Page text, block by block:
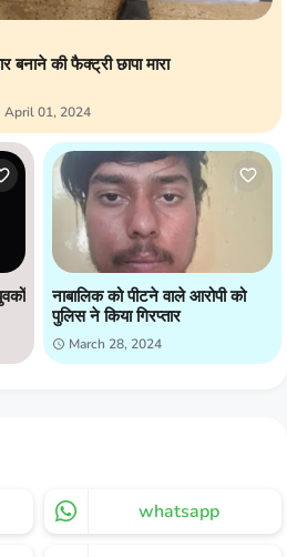
बनाने की फैक्ट्री छापा मारा
April 01, 2024
नाबालिक को पीटने वाले आरोपी को
पुलिस ने किया गिरप्तार
March 28, 2024
whatsapp